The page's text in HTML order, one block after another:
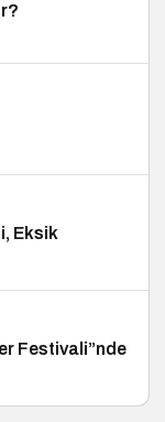
Eksik
Festivali”nde